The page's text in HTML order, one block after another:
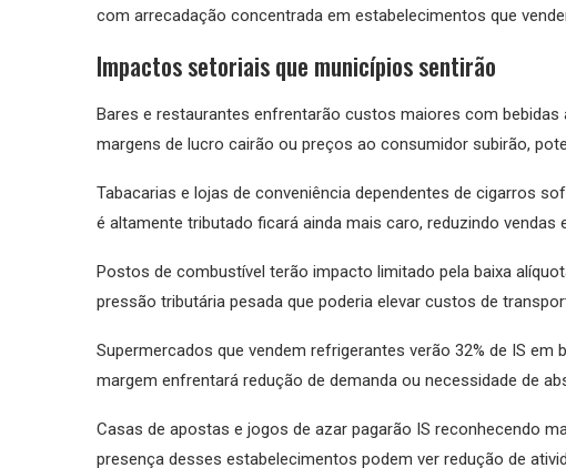
com arrecadação concentrada em estabelecimentos que
Impactos setoriais que municípios sentirão
Bares e restaurantes enfrentarão custos maiores com
margens de lucro cairão ou preços ao consumidor subirão,
Tabacarias e lojas de conveniência dependentes de cigarros
é altamente tributado ficará ainda mais caro, reduzindo vendas
Postos de combustível terão impacto limitado pela baixa
pressão tributária pesada que poderia elevar custos de
Supermercados que vendem refrigerantes verão 32% de IS
margem enfrentará redução de demanda ou necessidade de
Casas de apostas e jogos de azar pagarão IS reconhecendo
presença desses estabelecimentos podem ver redução de